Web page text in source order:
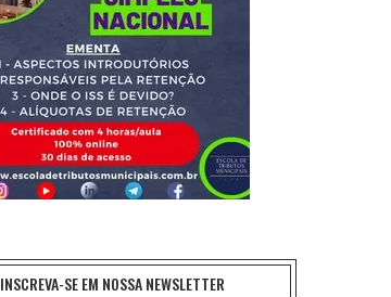
INSCREVA-SE EM NOSSA NEWSLETTER